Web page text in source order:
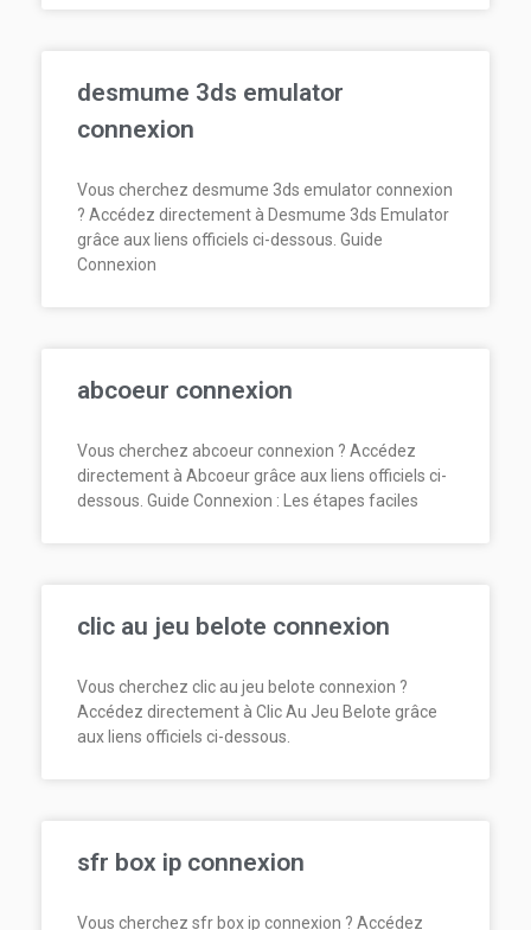
desmume 3ds emulator
connexion
Vous cherchez desmume 3ds emulator connexion
? Accédez directement à Desmume 3ds Emulator
grâce aux liens officiels ci-dessous. Guide
Connexion
abcoeur connexion
Vous cherchez abcoeur connexion ? Accédez
directement à Abcoeur grâce aux liens officiels ci-
dessous. Guide Connexion : Les étapes faciles
clic au jeu belote connexion
Vous cherchez clic au jeu belote connexion ?
Accédez directement à Clic Au Jeu Belote grâce
aux liens officiels ci-dessous.
sfr box ip connexion
Vous cherchez sfr box ip connexion ? Accédez